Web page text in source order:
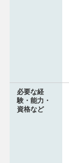
必要な経
験・能力・
資格など